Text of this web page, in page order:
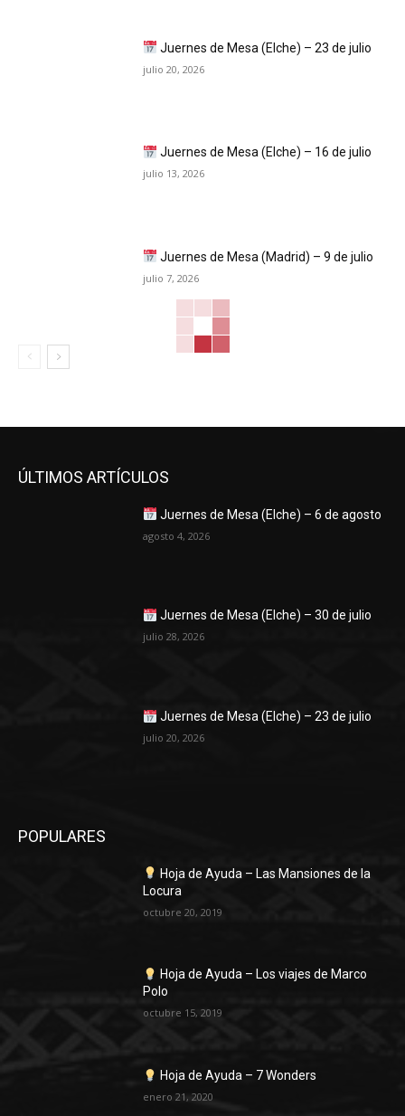
Juernes de Mesa (Elche) – 23 de julio
julio 20, 2026
Juernes de Mesa (Elche) – 16 de julio
julio 13, 2026
Juernes de Mesa (Madrid) – 9 de julio
julio 7, 2026
ÚLTIMOS ARTÍCULOS
Juernes de Mesa (Elche) – 6 de agosto
agosto 4, 2026
Juernes de Mesa (Elche) – 30 de julio
julio 28, 2026
Juernes de Mesa (Elche) – 23 de julio
julio 20, 2026
POPULARES
Hoja de Ayuda – Las Mansiones de la
Locura
octubre 20, 2019
Hoja de Ayuda – Los viajes de Marco
Polo
octubre 15, 2019
Hoja de Ayuda – 7 Wonders
enero 21, 2020